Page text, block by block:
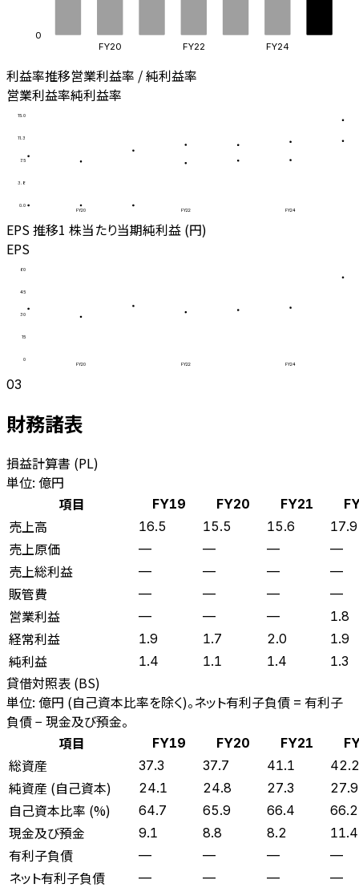
0
FY20 FY22 FY24
利益率推移営業利益率 / 純利益率
営業利益率純利益率
0.0
3.8
7.5
11.3
15.0
FY20 FY22 FY24
EPS 推移1 株当たり当期純利益 (円)
EPS
0
15
30
45
60
FY20 FY22 FY24
03
財務諸表
損益計算書 (PL)
単位: 億円
項目
FY19 FY20 FY21
売上高 16.5 15.5 15.6 17.9
売上原価 — — — —
売上総利益 — — — —
販管費 — — — —
営業利益 — — — 1.8
経常利益 1.9 1.7 2.0 1.9
純利益 1.4 1.1 1.4 1.3
貸借対照表 (BS)
単位: 億円 (自己資本比率を除く)。ネット有利子負債 = 有利子
負債 − 現金及び預金。
項目
FY19 FY20 FY21
総資産 37.3 37.7 41.1 42.2
純資産 (自己資本) 24.1 24.8 27.3 27.9
自己資本比率 (%) 64.7 65.9 66.4 66.2
現金及び預金 9.1 8.8 8.2 11.4
有利子負債 — — — —
ネット有利子負債 — — — —